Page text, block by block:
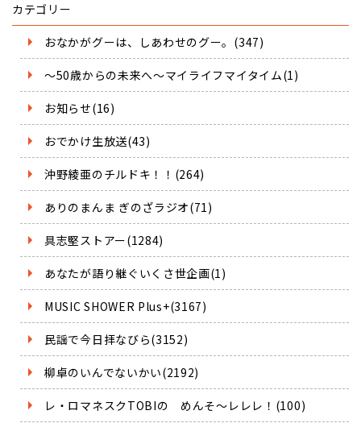
カテゴリー
おなかがグーは、しあわせのグー。(347)
～50歳からの未来へ～マイライフマイタイム(1)
お知らせ(16)
おでかけ生放送(43)
沖野綾亜のチルドキ！！(264)
ありのまんま ぎのざラジオ(71)
具志堅ストアー(1284)
あなたが語り継ぐいくさ世企画(1)
MUSIC SHOWER Plus+(3167)
民謡で今日拝なびら(3152)
柳卓のいんでないかい(2192)
レ・ロマネスクTOBIの めんそ～レレレ！(100)